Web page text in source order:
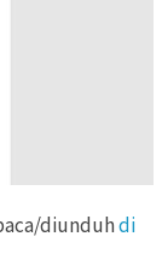
diunduhdi